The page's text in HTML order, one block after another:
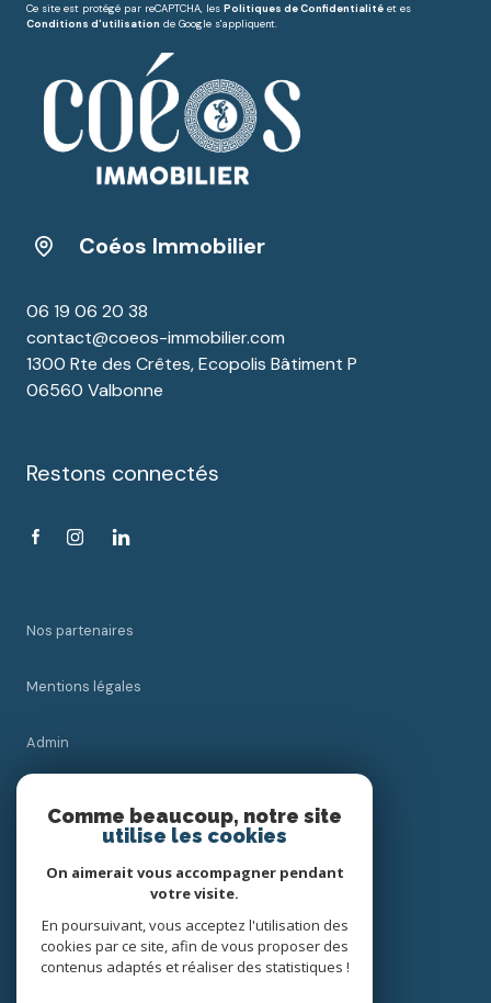
Ce site est protégé par reCAPTCHA, les Politiques de Confidentialité et es
Conditions d'utilisation de Google s'appliquent.
Coéos Immobilier
06 19 06 20 38
contact@coeos-immobilier.com
1300 Rte des Crêtes, Ecopolis Bâtiment P
06560 Valbonne
Restons connectés
Nos partenaires
Mentions légales
Admin
Comme beaucoup, notre site
utilise les cookies
On aimerait vous accompagner pendant
votre visite.
En poursuivant, vous acceptez l'utilisation des
cookies par ce site, afin de vous proposer des
contenus adaptés et réaliser des statistiques !